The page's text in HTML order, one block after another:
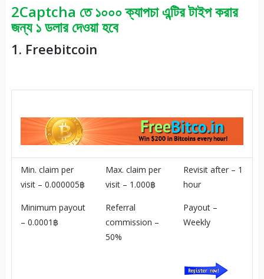
2Captcha তে ১০০০ ক্যাপচা এন্টির টাইপ করার
জন্য ১ ডলার দেওয়া হবে
1. Freebitcoin
Min. claim per
visit – 0.000005฿
Max. claim per
visit – 1.000฿
Revisit after – 1
hour
Minimum payout
– 0.0001฿
Referral
commission –
50%
Payout –
Weekly